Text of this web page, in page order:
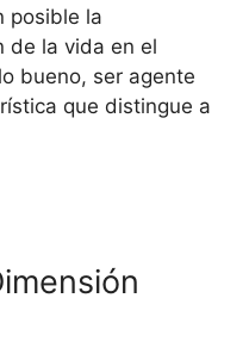
posible la
de la vida en el
bueno, ser agente
que distingue a